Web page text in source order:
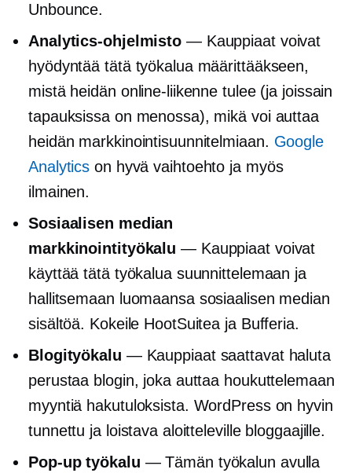
Unbounce.
Analytics-ohjelmisto — Kauppiaat voivat
hyödyntää tätä työkalua määrittääkseen,
mistä heidän online-liikenne tulee (ja joissain
tapauksissa on menossa), mikä voi auttaa
heidän markkinointisuunnitelmiaan. Google
Analytics on hyvä vaihtoehto ja myös
ilmainen.
Sosiaalisen median
markkinointityökalu — Kauppiaat voivat
käyttää tätä työkalua suunnittelemaan ja
hallitsemaan luomaansa sosiaalisen median
sisältöä. Kokeile HootSuitea ja Bufferia.
Blogityökalu — Kauppiaat saattavat haluta
perustaa blogin, joka auttaa houkuttelemaan
myyntiä hakutuloksista. WordPress on hyvin
tunnettu ja loistava aloitteleville bloggaajille.
Pop-uptyökalu — Tämän työkalun avulla